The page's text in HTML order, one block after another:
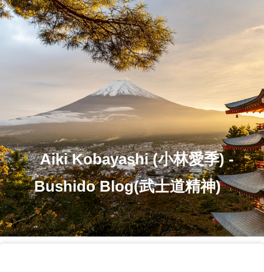
Aiki Kobayashi (小林愛季) -
Bushido Blog(武士道精神)